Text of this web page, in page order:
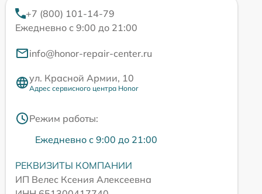
+7 (800) 101-14-79
Ежедневно с 9:00 до 21:00
info@honor-repair-center.ru
ул. Красной Армии, 10
Адрес сервисного центра Honor
Режим работы:
Ежедневно с 9:00 до 21:00
РЕКВИЗИТЫ КОМПАНИИ
ИП Велес Ксения Алексеевна